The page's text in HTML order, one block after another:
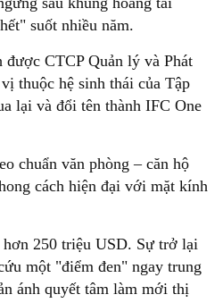
suốt nhiều năm.
CTCP Quản lý và Phát
thuộc hệ sinh thái của Tập
lại và đổi tên thành IFC One
chuẩn văn phòng – căn hộ
cách hiện đại với mặt kính
250 triệu USD. Sự trở lại
một "điểm đen" ngay trung
ánh quyết tâm làm mới thị